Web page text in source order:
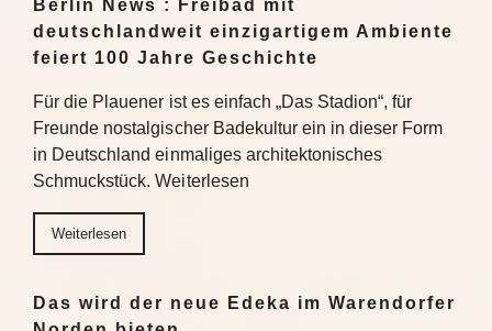
Berlin News : Freibad mit
deutschlandweit einzigartigem Ambiente
feiert 100 Jahre Geschichte
Für die Plauener ist es einfach „Das Stadion“, für
Freunde nostalgischer Badekultur ein in dieser Form
in Deutschland einmaliges architektonisches
Schmuckstück. Weiterlesen
Weiterlesen
Das wird der neue Edeka im Warendorfer